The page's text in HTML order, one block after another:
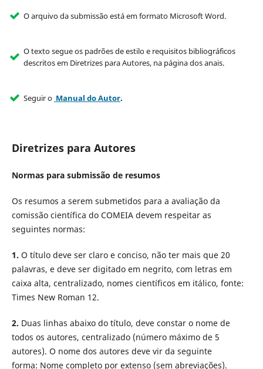
O arquivo da submissão está em formato Microsoft Word.
O texto segue os padrões de estilo e requisitos bibliográficos
descritos em Diretrizes para Autores, na página dos anais.
Seguir o Manual do Autor.
Diretrizes para Autores
Normas para submissão de resumos
Os resumos a serem submetidos para a avaliação da
comissão científica do COMEIA devem respeitar as
seguintes normas:
1. O título deve ser claro e conciso, não ter mais que 20
palavras, e deve ser digitado em negrito, com letras em
caixa alta, centralizado, nomes científicos em itálico, fonte:
Times New Roman 12.
2. Duas linhas abaixo do título, deve constar o nome de
todos os autores, centralizado (número máximo de 5
autores). O nome dos autores deve vir da seguinte
forma: Nome completo por extenso (sem abreviações).